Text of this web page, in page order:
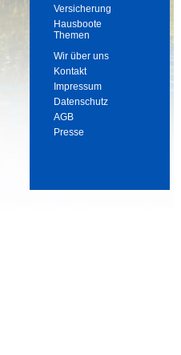
Versicherung
Hausboote
Themen
Wir über uns
Kontakt
Impressum
Datenschutz
AGB
Presse